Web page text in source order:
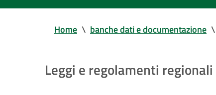
Home \ banche dati e documentazione \
Leggi e regolamenti regionali